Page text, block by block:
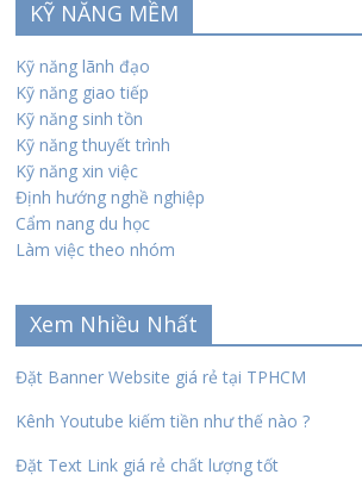
KỸ NĂNG MỀM
Kỹ năng lãnh đạo
Kỹ năng giao tiếp
Kỹ năng sinh tồn
Kỹ năng thuyết trình
Kỹ năng xin việc
Định hướng nghề nghiệp
Cẩm nang du học
Làm việc theo nhóm
Xem Nhiều Nhất
Đặt Banner Website giá rẻ tại TPHCM
Kênh Youtube kiếm tiền như thế nào ?
Đặt Text Link giá rẻ chất lượng tốt